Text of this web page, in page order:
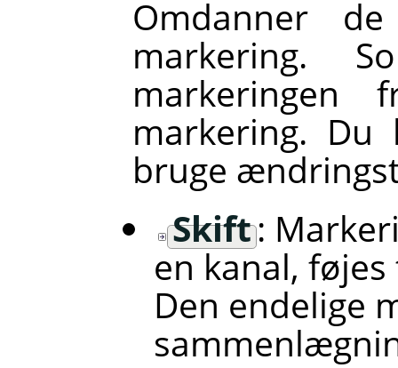
Omdanner
markering.
markeringen
markering.
bruge
Skift:
en kanal,
Den endelige